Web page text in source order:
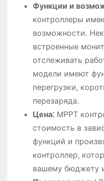
Функции и
контроллеры
возможности․
встроенные
отслеживать
модели имеют
перегрузки,
перезаряда․
Цена⁚MPPT
стоимость в
функций и
контроллер,
вашему бюджету